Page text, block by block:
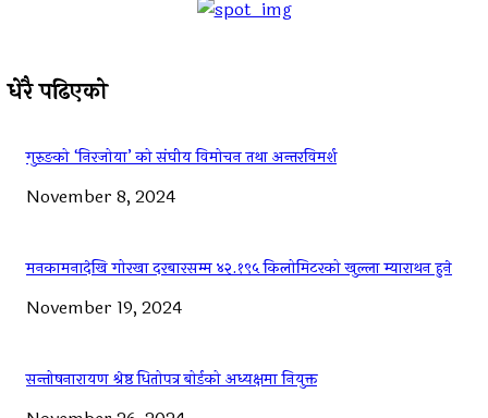
धेरै पढिएको
गुरुङको ‘निरजोया’ को संघीय विमोचन तथा अन्तरविमर्श
November 8, 2024
मनकामनादेखि गोरखा दरबारसम्म ४२.१९५ किलोमिटरको खुल्ला म्याराथन हुने
November 19, 2024
सन्तोषनारायण श्रेष्ठ धितोपत्र बोर्डको अध्यक्षमा नियुक्त